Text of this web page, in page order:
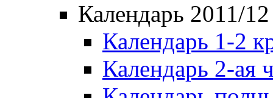
Календарь 2011/12
Календарь 1-2
Календарь 2-ая